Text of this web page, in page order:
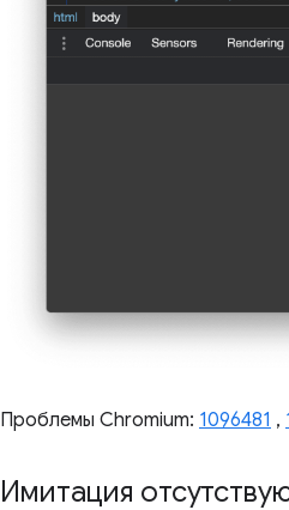
Проблемы Chromium: 1096481 ,
Имитация